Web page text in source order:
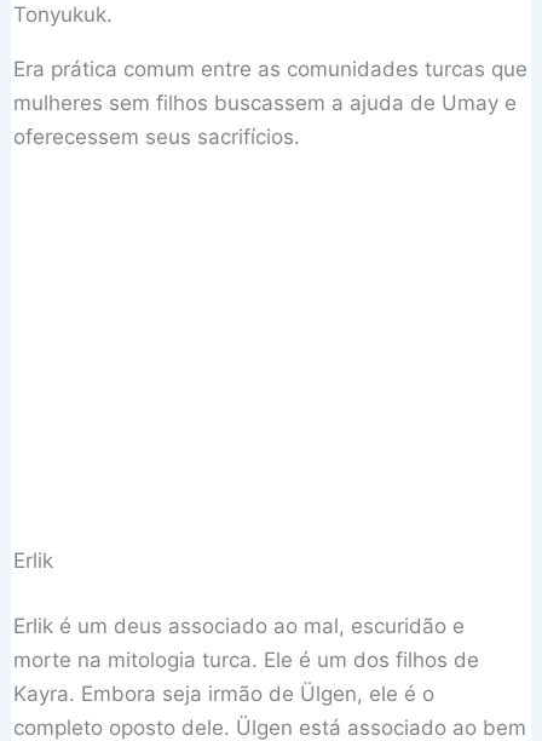
Tonyukuk.
Era prática comum entre as comunidades turcas que
mulheres sem filhos buscassem a ajuda de Umay e
oferecessem seus sacrifícios.
Erlik
Erlik é um deus associado ao mal, escuridão e
morte na mitologia turca. Ele é um dos filhos de
Kayra. Embora seja irmão de Ülgen, ele é o
completo oposto dele. Ülgen está associado ao bem